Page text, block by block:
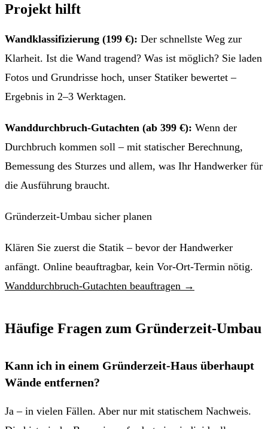
Projekt hilft
Wandklassifizierung (199 €): Der schnellste Weg zur
Klarheit. Ist die Wand tragend? Was ist möglich? Sie laden
Fotos und Grundrisse hoch, unser Statiker bewertet –
Ergebnis in 2–3 Werktagen.
Wanddurchbruch-Gutachten (ab 399 €): Wenn der
Durchbruch kommen soll – mit statischer Berechnung,
Bemessung des Sturzes und allem, was Ihr Handwerker für
die Ausführung braucht.
Gründerzeit-Umbau sicher planen
Klären Sie zuerst die Statik – bevor der Handwerker
anfängt. Online beauftragbar, kein Vor-Ort-Termin nötig.
Wanddurchbruch-Gutachten beauftragen →
Häufige Fragen zum Gründerzeit-Umbau
Kann ich in einem Gründerzeit-Haus überhaupt
Wände entfernen?
Ja – in vielen Fällen. Aber nur mit statischem Nachweis.